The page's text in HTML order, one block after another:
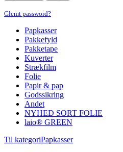
Glemt password?
Papkasser
Pakkefyld
Pakketape
Kuverter
Strækfilm
Folie
Papir & pap
Godssikring
Andet
NYHED SORT FOLIE
laio® GREEN
Til kategoriPapkasser